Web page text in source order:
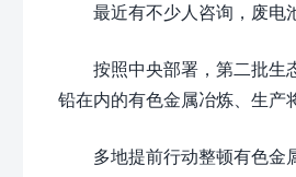
最近有不少人咨询，废电
按照中央部署，第二批生
铅在内的有色金属冶炼、生产
多地提前行动整顿有色金